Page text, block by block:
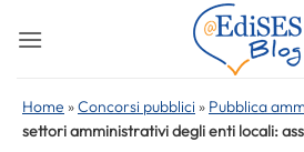
Home »Concorsi pubblici » Pubblica
settori amministrativi degli enti locali: